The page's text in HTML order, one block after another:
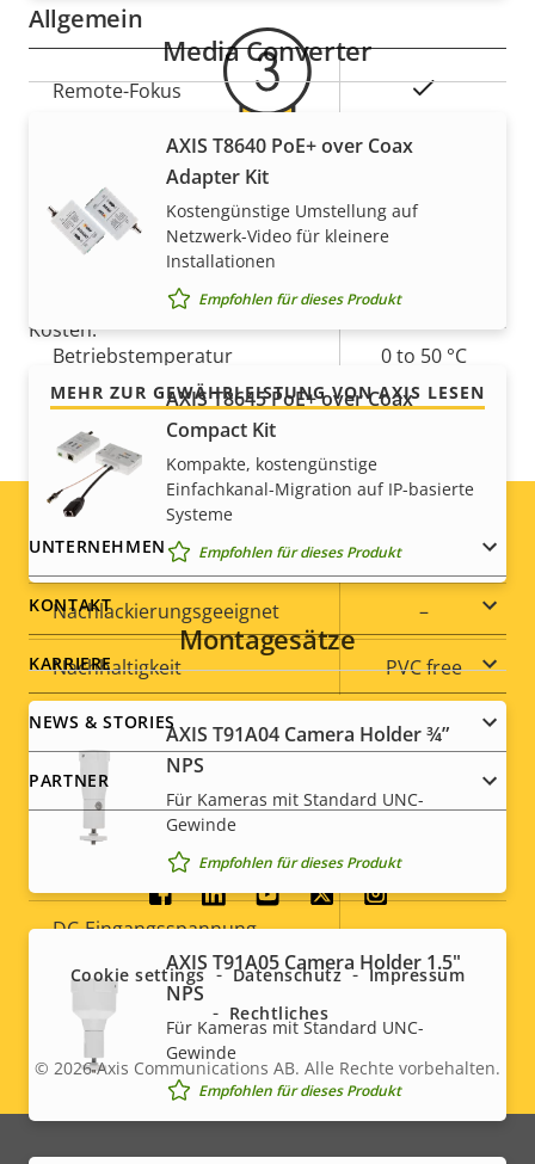
Allgemein
Eigentumsbeschreibung Eigentumswert
Remote-Fokus Ja
Remote-Zoom
Integrierte IR-Beleuchtung –
Lokaler Speicher
(Speicherkarteneinschub)
Betriebstemperatur 0 to 50 °C
Für den Außenbereich
geeignet
Vandalismus-Schutzklasse -
IP-Schutzklasse
Nachlackierungsgeeignet –
Nachhaltigkeit PVC free
Stromversorgung
Eigentumsbeschreibung Eigentumswert
Leistung (max.) -
Leistung (durchschnittlich)
DC-Eingangsspannung -
Media Converter
AXIS T8640 PoE+ over Coax
Adapter Kit
Kostengünstige Umstellung auf
Netzwerk-Video für kleinere
Installationen
Empfohlen für dieses Produkt
AXIS T8645 PoE+ over Coax
Compact Kit
Kompakte, kostengünstige
Einfachkanal-Migration auf IP-basierte
Systeme
Empfohlen für dieses Produkt
Montagesätze
AXIS T91A04 Camera Holder ¾”
NPS
Für Kameras mit Standard UNC-
Gewinde
Empfohlen für dieses Produkt
AXIS T91A05 Camera Holder 1.5"
NPS
Für Kameras mit Standard UNC-
Gewinde
Empfohlen für dieses Produkt
Für ein sicheres Gefühl
Unsere 3-jährige Gewährleistung bietet
störungsfreien Betrieb und Kontrolle über Ihre
Kosten.
MEHR ZUR GEWÄHRLEISTUNG VON AXIS LESEN
Footer
menu
UNTERNEHMEN
KONTAKT
KARRIERE
NEWS & STORIES
PARTNER
Social
menu
Legal
© 2026Axis Communications AB. Alle Rechte vorbehalten.
Cookie settings Datenschutz
Impressum
Rechtliches